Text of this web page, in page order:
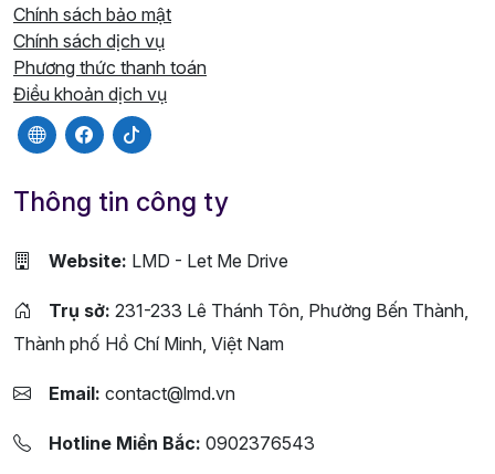
Chính sách bảo mật
Chính sách dịch vụ
Phương thức thanh toán
Điều khoản dịch vụ
Thông tin công ty
Website: LMD - Let Me Drive
Trụ sở: 231-233 Lê Thánh Tôn, Phường Bến Thành,
Thành phố Hồ Chí Minh, Việt Nam
Email: contact@lmd.vn
Hotline Miền Bắc: 0902376543